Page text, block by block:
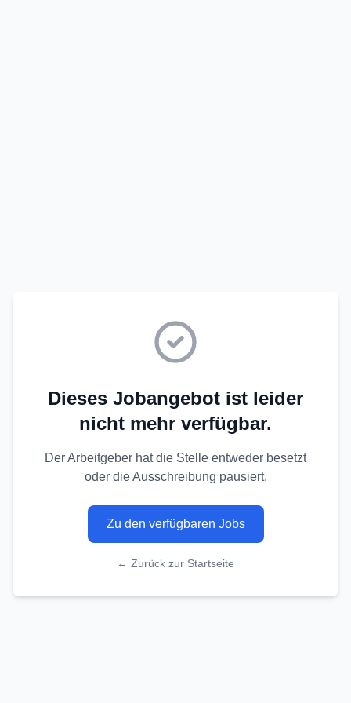
Dieses Jobangebot ist leider
nicht mehr verfügbar.
Der Arbeitgeber hat die Stelle entweder besetzt
oder die Ausschreibung pausiert.
Zu den verfügbaren Jobs
← Zurück zur Startseite